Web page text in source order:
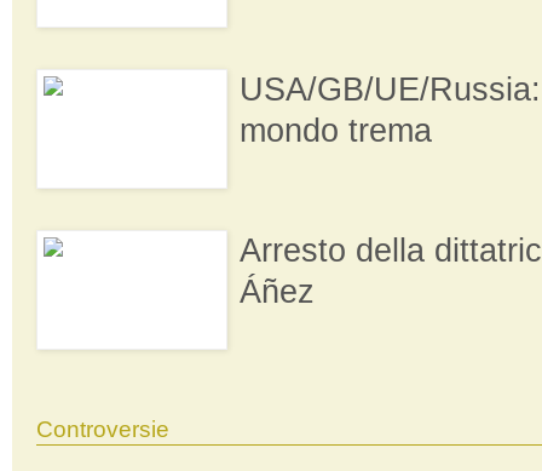
USA/GB/UE/
mondo trema
Arresto della
Áñez
Controversie